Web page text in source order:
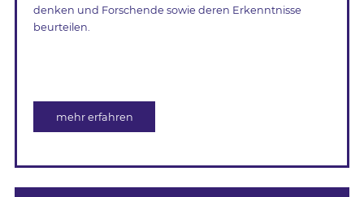
denken und Forschende sowie deren Erkenntnisse
beurteilen.
mehr erfahren